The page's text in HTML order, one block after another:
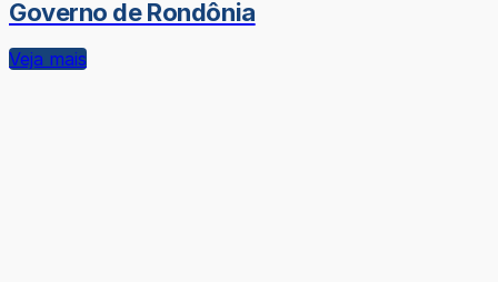
Governo de Rondônia
Veja mais